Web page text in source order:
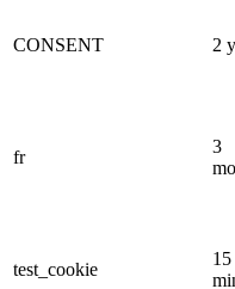
CONSENT 2
fr
3
test_cookie
15